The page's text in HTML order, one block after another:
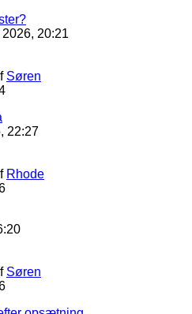
20:21
Søren
22:27
Rhode
Søren